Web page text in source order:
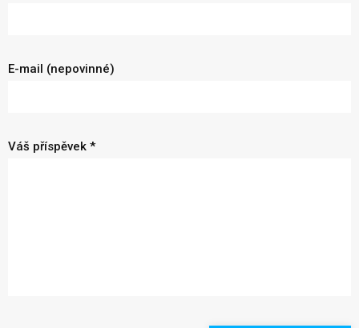
E-mail (nepovinné)
Váš příspěvek *